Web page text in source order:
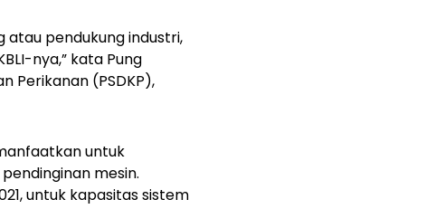
pendukung industri,
nya,” kata Pung
Perikanan (PSDKP),
untuk
mesin.
untuk kapasitas sistem